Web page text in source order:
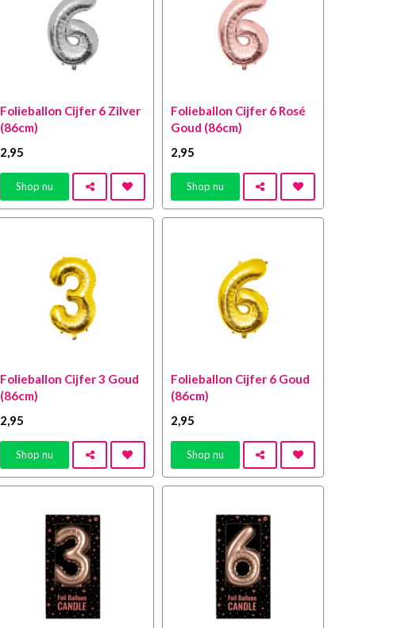
Folieballon Cijfer 6 Zilver
(86cm)
2,95
Shop nu
Folieballon Cijfer 6 Rosé
Goud (86cm)
2,95
Shop nu
Folieballon Cijfer 3 Goud
(86cm)
2,95
Shop nu
Folieballon Cijfer 6 Goud
(86cm)
2,95
Shop nu